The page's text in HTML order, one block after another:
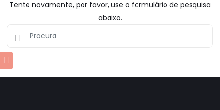
Tente novamente, por favor, use o formulário de pesquisa
abaixo.